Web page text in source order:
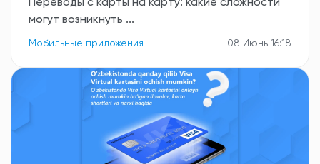
Переводы с карты на карту: какие сложности
могут возникнуть ...
Мобильные приложения 08 Июнь 16:18